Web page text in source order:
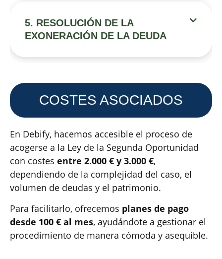
5. RESOLUCIÓN DE LA
EXONERACIÓN DE LA DEUDA
En Debify, hacemos accesible el proceso de
acogerse a la Ley de la Segunda Oportunidad
con costes entre 2.000 € y 3.000 €,
dependiendo de la complejidad del caso, el
volumen de deudas y el patrimonio.
Para facilitarlo, ofrecemos planes de pago
desde 100 € al mes, ayudándote a gestionar el
procedimiento de manera cómoda y asequible.
COSTES ASOCIADOS